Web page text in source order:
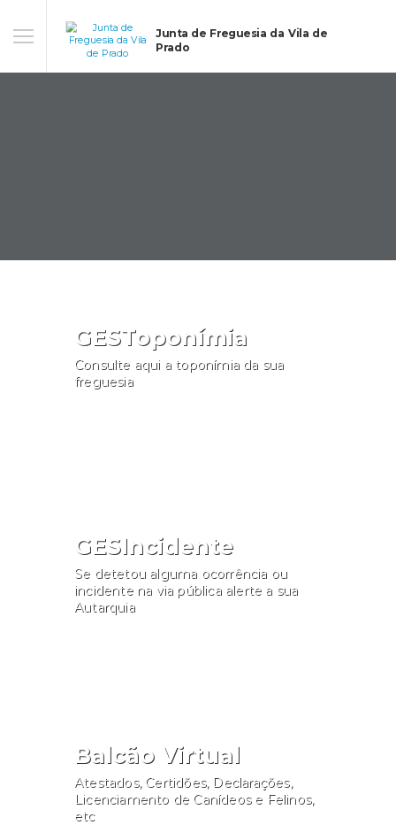
Junta de Freguesia da Vila de
Prado
GESToponímia
Consulte aqui a toponímia da sua
freguesia
GESIncidente
Se detetou alguma ocorrência ou
incidente na via pública alerte a sua
Autarquia
Balcão Virtual
Atestados, Certidões, Declarações,
Licenciamento de Canídeos e Felinos,
etc